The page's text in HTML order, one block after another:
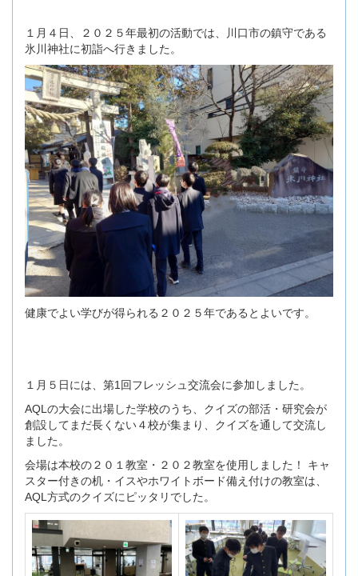
１月４日、２０２５年最初の活動では、川口市の鎮守である
氷川神社に初詣へ行きました。
健康でよい学びが得られる２０２５年であるとよいです。
１月５日には、第1回フレッシュ交流会に参加しました。
AQLの大会に出場した学校のうち、クイズの部活・研究会が
創設してまだ長くない４校が集まり、クイズを通して交流し
ました。
会場は本校の２０１教室・２０２教室を使用しました！ キャ
スター付きの机・イスやホワイトボード備え付けの教室は、
AQL方式のクイズにピッタリでした。